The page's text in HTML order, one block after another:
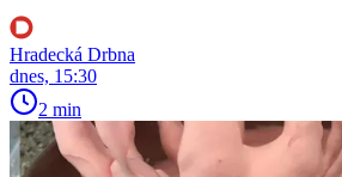
Hradecká Drbna
dnes, 15:30
2 min